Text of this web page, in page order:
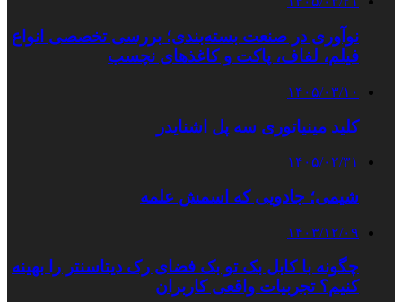
نوآوری در صنعت بسته‌بندی؛ بررسی تخصصی انواع
فیلم، لفاف، پاکت و کاغذهای نچسب
۱۴۰۵/۰۳/۱۰
کلید مینیاتوری سه پل اشنایدر
۱۴۰۵/۰۲/۳۱
شیمی؛ جادویی که اسمش علمه
۱۴۰۳/۱۲/۰۹
چگونه با کابل بک تو بک فضای رک دیتاسنتر را بهینه
کنیم؟ تجربیات واقعی کاربران